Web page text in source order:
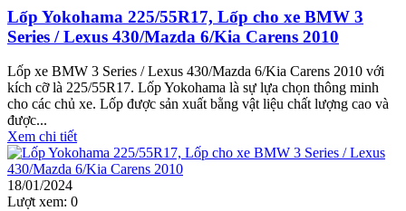
Lốp Yokohama 225/55R17, Lốp cho xe BMW 3
Series / Lexus 430/Mazda 6/Kia Carens 2010
Lốp xe BMW 3 Series / Lexus 430/Mazda 6/Kia Carens 2010 với
kích cỡ là 225/55R17. Lốp Yokohama là sự lựa chọn thông minh
cho các chủ xe. Lốp được sản xuất bằng vật liệu chất lượng cao và
được...
Xem chi tiết
18/01/2024
Lượt xem: 0